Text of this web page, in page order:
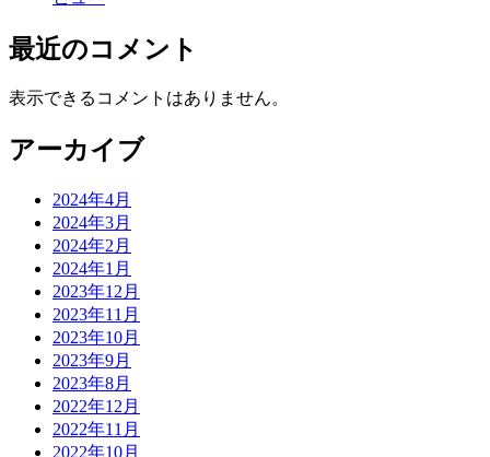
最近のコメント
表示できるコメントはありません。
アーカイブ
2024年4月
2024年3月
2024年2月
2024年1月
2023年12月
2023年11月
2023年10月
2023年9月
2023年8月
2022年12月
2022年11月
2022年10月